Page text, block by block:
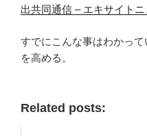
出共同通信 – エキサイトニ
すでにこんな事はわかっ
を高める。
Related posts: